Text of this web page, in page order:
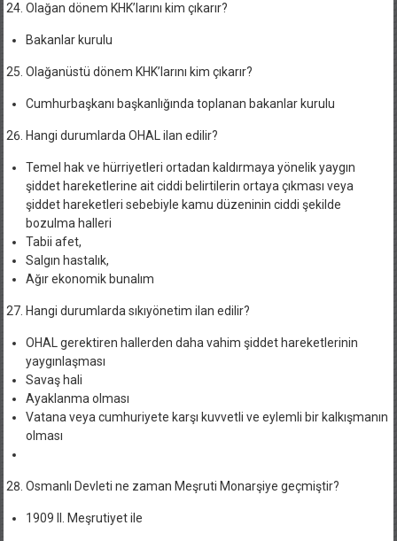
Olağan dönem KHK’larını kim çıkarır?
Bakanlar kurulu
Olağanüstü dönem KHK’larını kim çıkarır?
Cumhurbaşkanı başkanlığında toplanan bakanlar kurulu
Hangi durumlarda OHAL ilan edilir?
Temel hak ve hürriyetleri ortadan kaldırmaya yönelik yaygın
şiddet hareketlerine ait ciddi belirtilerin ortaya çıkması veya
şiddet hareketleri sebebiyle kamu düzeninin ciddi şekilde
bozulma halleri
Tabii afet,
Salgın hastalık,
Ağır ekonomik bunalım
Hangi durumlarda sıkıyönetim ilan edilir?
OHAL gerektiren hallerden daha vahim şiddet hareketlerinin
yaygınlaşması
Savaş hali
Ayaklanma olması
Vatana veya cumhuriyete karşı kuvvetli ve eylemli bir kalkışmanın
olması
Osmanlı Devleti ne zaman Meşruti Monarşiye geçmiştir?
1909 II. Meşrutiyet ile